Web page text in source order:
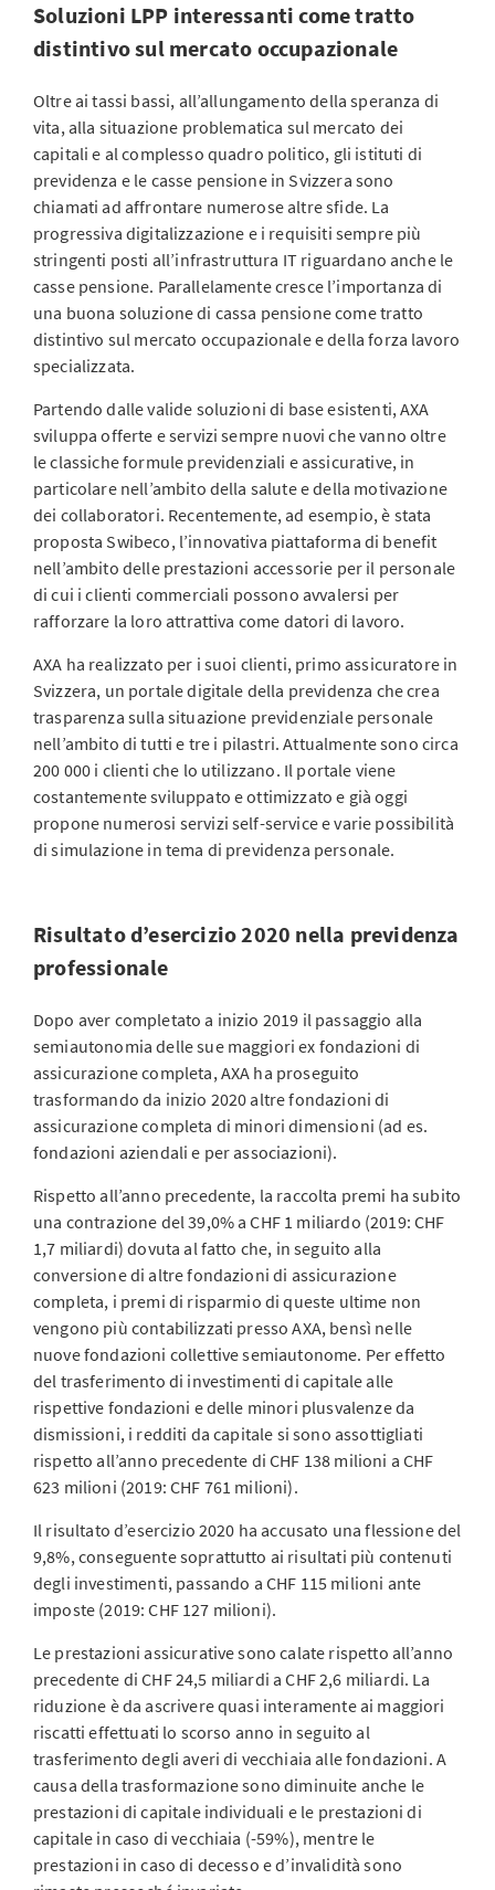
Soluzioni LPP interessanti come tratto
distintivo sul mercato occupazionale
Oltre ai tassi bassi, all’allungamento della speranza di
vita, alla situazione problematica sul mercato dei
capitali e al complesso quadro politico, gli istituti di
previdenza e le casse pensione in Svizzera sono
chiamati ad affrontare numerose altre sfide. La
progressiva digitalizzazione e i requisiti sempre più
stringenti posti all’infrastruttura IT riguardano anche le
casse pensione. Parallelamente cresce l’importanza di
una buona soluzione di cassa pensione come tratto
distintivo sul mercato occupazionale e della forza lavoro
specializzata.
Partendo dalle valide soluzioni di base esistenti, AXA
sviluppa offerte e servizi sempre nuovi che vanno oltre
le classiche formule previdenziali e assicurative, in
particolare nell’ambito della salute e della motivazione
dei collaboratori. Recentemente, ad esempio, è stata
proposta Swibeco, l’innovativa piattaforma di benefit
nell’ambito delle prestazioni accessorie per il personale
di cui i clienti commerciali possono avvalersi per
rafforzare la loro attrattiva come datori di lavoro.
AXA ha realizzato per i suoi clienti, primo assicuratore in
Svizzera, un portale digitale della previdenza che crea
trasparenza sulla situazione previdenziale personale
nell’ambito di tutti e tre i pilastri. Attualmente sono circa
200 000 i clienti che lo utilizzano. Il portale viene
costantemente sviluppato e ottimizzato e già oggi
propone numerosi servizi self-service e varie possibilità
di simulazione in tema di previdenza personale.
Risultato d’esercizio 2020 nella previdenza
professionale
Dopo aver completato a inizio 2019 il passaggio alla
semiautonomia delle sue maggiori ex fondazioni di
assicurazione completa, AXA ha proseguito
trasformando da inizio 2020 altre fondazioni di
assicurazione completa di minori dimensioni (ad es.
fondazioni aziendali e per associazioni).
Rispetto all’anno precedente, la raccolta premi ha subito
una contrazione del 39,0% a CHF 1 miliardo (2019: CHF
1,7 miliardi) dovuta al fatto che, in seguito alla
conversione di altre fondazioni di assicurazione
completa, i premi di risparmio di queste ultime non
vengono più contabilizzati presso AXA, bensì nelle
nuove fondazioni collettive semiautonome. Per effetto
del trasferimento di investimenti di capitale alle
rispettive fondazioni e delle minori plusvalenze da
dismissioni, i redditi da capitale si sono assottigliati
rispetto all’anno precedente di CHF 138 milioni a CHF
623 milioni (2019: CHF 761 milioni).
Il risultato d’esercizio 2020 ha accusato una flessione del
9,8%, conseguente soprattutto ai risultati più contenuti
degli investimenti, passando a CHF 115 milioni ante
imposte (2019: CHF 127 milioni).
Le prestazioni assicurative sono calate rispetto all’anno
precedente di CHF 24,5 miliardi a CHF 2,6 miliardi. La
riduzione è da ascrivere quasi interamente ai maggiori
riscatti effettuati lo scorso anno in seguito al
trasferimento degli averi di vecchiaia alle fondazioni. A
causa della trasformazione sono diminuite anche le
prestazioni di capitale individuali e le prestazioni di
capitale in caso di vecchiaia (-59%), mentre le
prestazioni in caso di decesso e d’invalidità sono